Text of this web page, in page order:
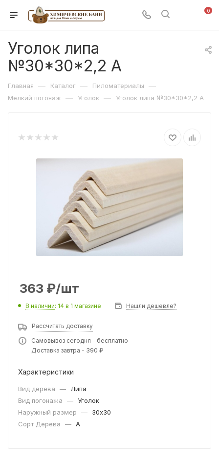
0
Уголок липа
№30*30*2,2 А
Главная — Каталог — Пиломатериалы —
Мелкий погонаж — Уголок — Уголок липа №30*30*2,2 А
363 ₽/шт
В наличии: 14 в 1 магазине Нашли дешевле?
Рассчитать доставку
Самовывоз сегодня - бесплатно
Доставка завтра - 390 ₽
Характеристики
Вид дерева —
Липа
Вид погонажа
—
Уголок
Наружный размер
—
30x30
Сорт Дерева
— A